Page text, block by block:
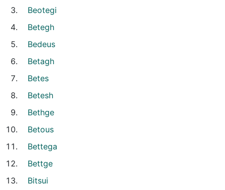
Beotegi
Betegh
Bedeus
Betagh
Betes
Betesh
Bethge
Betous
Bettega
Bettge
Bitsui